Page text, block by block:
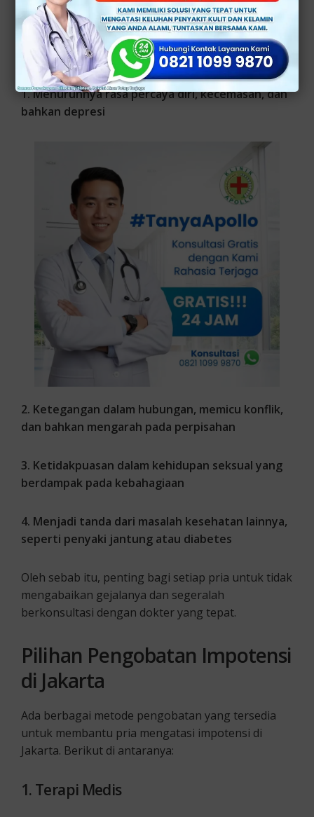
Impotensi tidak hanya berdampak pada kehidupan
seksual, tetapi juga bisa berpengaruh pada
berbagai aspek kehidupan pria, seperti:
1. Menurunnya rasa percaya diri, kecemasan, dan
bahkan depresi
2. Ketegangan dalam hubungan, memicu konflik,
dan bahkan mengarah pada perpisahan
3. Ketidakpuasan dalam kehidupan seksual yang
berdampak pada kebahagiaan
4. Menjadi tanda dari masalah kesehatan lainnya,
seperti penyaki jantung atau diabetes
Oleh sebab itu, penting bagi setiap pria untuk tidak
mengabaikan gejalanya dan segeralah
berkonsultasi dengan dokter yang tepat.
Pilihan Pengobatan Impotensi
di Jakarta
Ada berbagai metode pengobatan yang tersedia
untuk membantu pria mengatasi impotensi di
Jakarta. Berikut di antaranya:
1. Terapi Medis